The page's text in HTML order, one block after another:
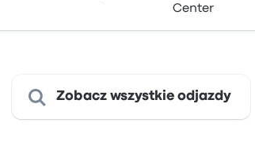
Center
Zobacz wszystkie odjazdy